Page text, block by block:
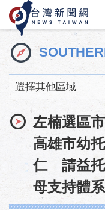
選擇其他區域
左楠選區
高雄市幼
仁 請益托
母支持體系